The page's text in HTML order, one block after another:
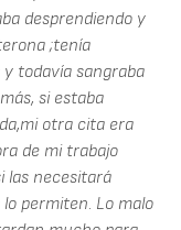
desprendiendo y
;tenía
todavía sangraba
si estaba
otra cita era
de mi trabajo
las necesitará
permiten. Lo malo